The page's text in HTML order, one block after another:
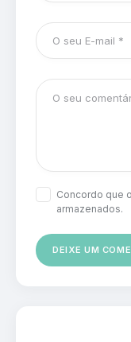
Concordo que
armazenados.